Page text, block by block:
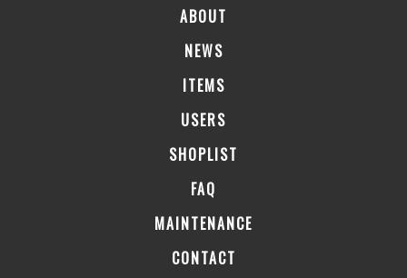
ABOUT
NEWS
ITEMS
USERS
SHOPLIST
FAQ
MAINTENANCE
CONTACT